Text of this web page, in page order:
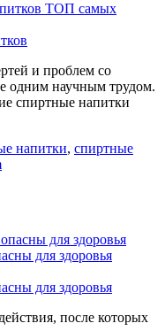
ТОП самых
и проблем со
одним научным трудом.
спиртные напитки
напитки, спиртные
для здоровья
для здоровья
после которых